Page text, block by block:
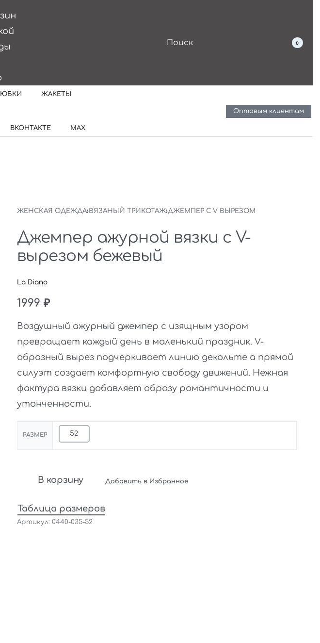
0
ЮБКИ ЖАКЕТЫ
ВКОНТАКТЕ MAX
Оптовым клиентам
ЖЕНСКАЯ ОДЕЖДА›ВЯЗАНЫЙ ТРИКОТАЖ›ДЖЕМПЕР С V ВЫРЕЗОМ
Джемпер ажурной вязки с V-
вырезом бежевый
La Diano
1999 ₽
Воздушный ажурный джемпер с изящным узором
превращает каждый день в маленький праздник. V-
образный вырез подчеркивает линию декольте а прямой
силуэт создает комфортную свободу движений. Нежная
фактура вязки добавляет образу романтичности и
утонченности.
РАЗМЕР 52
В корзину Добавить в Избранное
Таблица размеров
0440-035-52